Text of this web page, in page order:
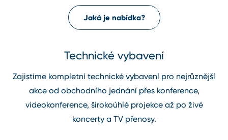
Jaká je nabídka?
Technické vybavení
Zajistíme kompletní technické vybavení pro nejrůznější
akce od obchodního jednání přes konference,
videokonference, širokoúhlé projekce až po živé
koncerty a TV přenosy.